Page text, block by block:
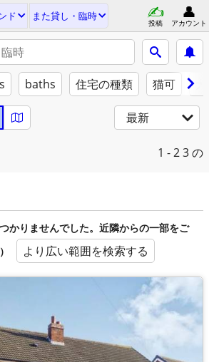
ド また貸し・臨時
投稿 アカウント
baths 住宅の種類 猫可
最新
1 - 23 の
かりませんでした。近隣からの一部をご
より広い範囲を検索する